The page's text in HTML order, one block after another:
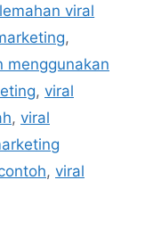
viral
,
menggunakan
, viral
, viral
, viral